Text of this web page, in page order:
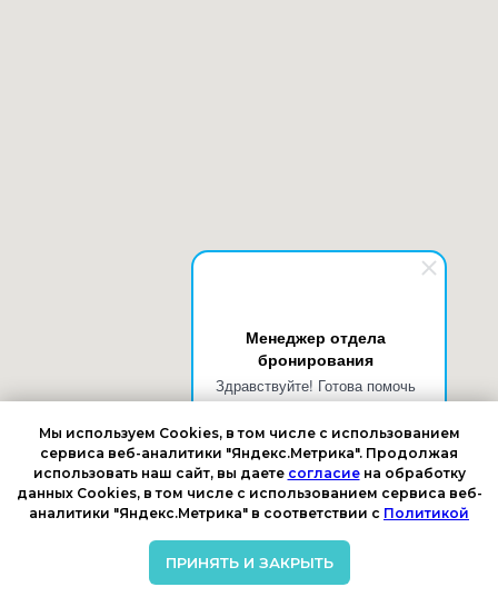
Менеджер отдела
бронирования
Здравствуйте! Готова помочь
вам. Напишите мне, если у
вас появятся вопросы.
Мы используем Cookies, в том числе с использованием
сервиса веб-аналитики "Яндекс.Метрика". Продолжая
использовать наш сайт, вы даете согласиена обработку
данных Cookies, в том числе с использованием сервиса веб-
аналитики "Яндекс.Метрика" в соответствии с Политикой
ПРИНЯТЬ И ЗАКРЫТЬ